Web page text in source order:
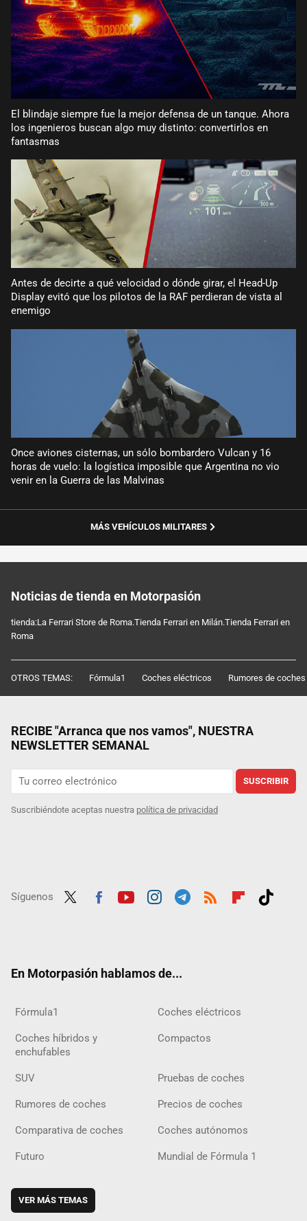
El blindaje siempre fue la mejor defensa de un tanque. Ahora
los ingenieros buscan algo muy distinto: convertirlos en
fantasmas
Antes de decirte a qué velocidad o dónde girar, el Head-Up
Display evitó que los pilotos de la RAF perdieran de vista al
enemigo
Once aviones cisternas, un sólo bombardero Vulcan y 16
horas de vuelo: la logística imposible que Argentina no vio
venir en la Guerra de las Malvinas
MÁS VEHÍCULOS MILITARES
Noticias de tienda en Motorpasión
tienda:La Ferrari Store de Roma.Tienda Ferrari en Milán.Tienda Ferrari en
Roma
OTROS TEMAS: Fórmula1 Coches eléctricos Rumores de coches
RECIBE "Arranca que nos vamos", NUESTRA
NEWSLETTER SEMANAL
SUSCRIBIR
Suscribiéndote aceptas nuestra política de privacidad
Síguenos
En Motorpasión hablamos de...
Fórmula1 Coches eléctricos
Coches híbridos y
enchufables
Compactos
SUV Pruebas de coches
Rumores de coches Precios de coches
Comparativa de coches Coches autónomos
Futuro Mundial de Fórmula 1
VER MÁS TEMAS